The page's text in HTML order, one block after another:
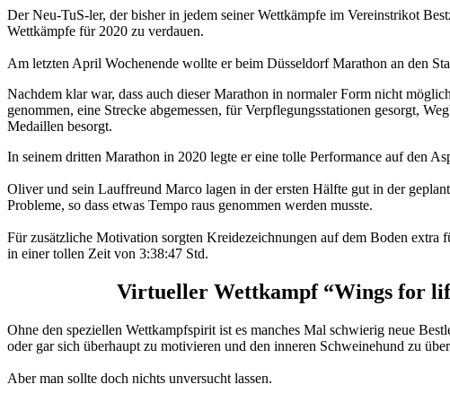
Der Neu-TuS-ler, der bisher in jedem seiner Wettkämpfe im Vereinstrikot
Wettkämpfe für 2020 zu verdauen.
Am letzten April Wochenende wollte er beim Düsseldorf Marathon an den
Nachdem klar war, dass auch dieser Marathon in normaler Form nicht
genommen, eine Strecke abgemessen, für Verpflegungsstationen gesorgt,
Medaillen besorgt.
In seinem dritten Marathon in 2020 legte er eine tolle Performance auf den
Oliver und sein Lauffreund Marco lagen in der ersten Hälfte gut in der
Probleme, so dass etwas Tempo raus genommen werden musste.
Für zusätzliche Motivation sorgten Kreidezeichnungen auf dem Boden extra
in einer tollen Zeit von 3:38:47 Std.
Virtueller Wettkampf “Wings for
Ohne den speziellen Wettkampfspirit ist es manches Mal schwierig neue
oder gar sich überhaupt zu motivieren und den inneren Schweinehund zu
Aber man sollte doch nichts unversucht lassen.